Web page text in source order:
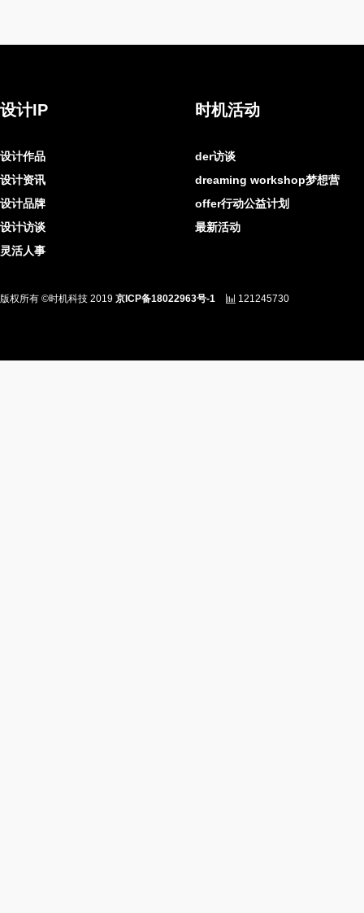
设计IP
设计作品
设计资讯
设计品牌
设计访谈
灵活人事
时机活动
der访谈
dreaming workshop梦想营
offer行动公益计划
最新活动
版权所有 ©时机科技 2019 京ICP备18022963号-1 121245730